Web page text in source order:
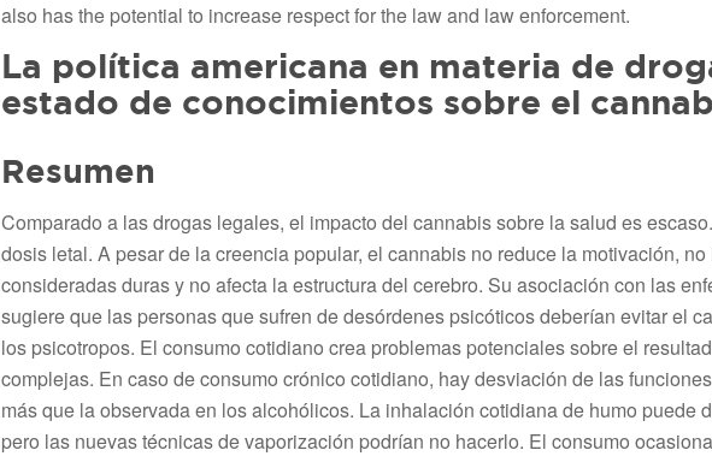
also has the potential to increase respect for the law and law enforcement.
La política americana en materia de
estado de conocimientos sobre el
Resumen
Comparado a las drogas legales, el impacto del cannabis sobre la salud es
dosis letal. A pesar de la creencia popular, el cannabis no reduce la motivación,
consideradas duras y no afecta la estructura del cerebro. Su asociación con las
sugiere que las personas que sufren de desórdenes psicóticos deberían evitar el
los psicotropos. El consumo cotidiano crea problemas potenciales sobre el
complejas. En caso de consumo crónico cotidiano, hay desviación de las
más que la observada en los alcohólicos. La inhalación cotidiana de humo puede
pero las nuevas técnicas de vaporización podrían no hacerlo. El consumo